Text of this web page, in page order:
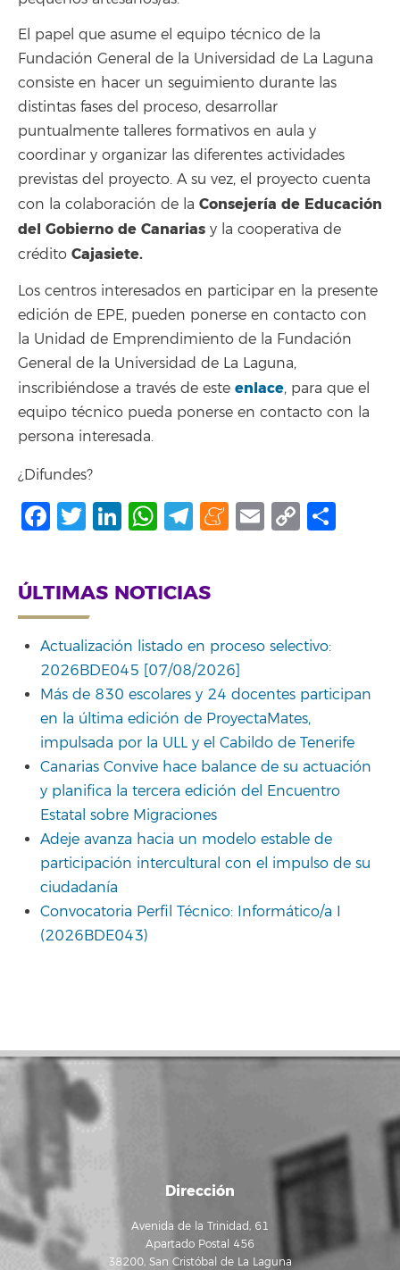
El papel que asume el equipo técnico de la
Fundación General de la Universidad de La Laguna
consiste en hacer un seguimiento durante las
distintas fases del proceso, desarrollar
puntualmente talleres formativos en aula y
coordinar y organizar las diferentes actividades
previstas del proyecto. A su vez, el proyecto cuenta
con la colaboración de la Consejería de Educación
del Gobierno de Canarias y la cooperativa de
crédito Cajasiete.
Los centros interesados en participar en la presente
edición de EPE, pueden ponerse en contacto con
la Unidad de Emprendimiento de la Fundación
General de la Universidad de La Laguna,
inscribiéndose a través de este enlace, para que el
equipo técnico pueda ponerse en contacto con la
persona interesada.
¿Difundes?
Facebook
Twitter
LinkedIn
WhatsApp
Telegram
Meneame
Email
Copy
ÚLTIMAS NOTICIAS
Actualización listado en proceso selectivo:
2026BDE045 [07/08/2026]
Más de 830 escolares y 24 docentes participan
en la última edición de ProyectaMates,
impulsada por la ULL y el Cabildo de Tenerife
Canarias Convive hace balance de su actuación
y planifica la tercera edición del Encuentro
Estatal sobre Migraciones
Adeje avanza hacia un modelo estable de
participación intercultural con el impulso de su
ciudadanía
Convocatoria Perfil Técnico: Informático/a I
(2026BDE043)
Dirección
Avenida de la Trinidad, 61
Apartado Postal 456
38200, San Cristóbal de La Laguna